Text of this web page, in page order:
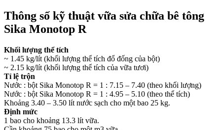
Thông số kỹ thuật vữa sửa chữa bê tông
Sika Monotop R
Khối lượng thể tích
~ 1.45 kg/lít (khối lượng thể tích đổ đống của bột)
~ 2.15 kg/lít (khối lượng thể tích của vữa tươi)
Tỉ lệ trộn
Nước : bột Sika Monotop R = 1 : 7.15 – 7.40 (theo khối lượng)
Nước : bột Sika Monotop R = 1 : 4.95 – 5.10 (theo thể tích)
Khoảng 3.40 – 3.50 lít nước sạch cho một bao 25 kg.
Định mức
1 bao cho khoảng 13.3 lít vữa.